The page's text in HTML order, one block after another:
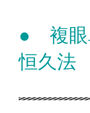
● 複
恒久法